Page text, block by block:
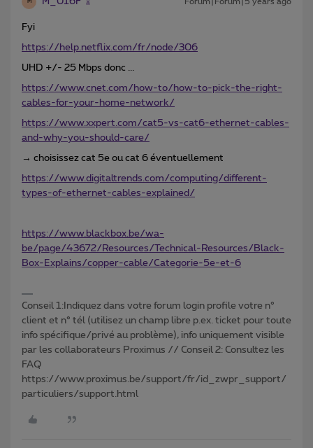
M
Fyi
https://help.netflix.com/fr/node/306
UHD +/- 25 Mbps donc ...
https://www.cnet.com/how-to/how-to-pick-the-right-
cables-for-your-home-network/
https://www.xxpert.com/cat5-vs-cat6-ethernet-cables-
and-why-you-should-care/
→ choisissez cat 5e ou cat 6 éventuellement
https://www.digitaltrends.com/computing/different-
types-of-ethernet-cables-explained/
https://www.blackbox.be/wa-
be/page/43672/Resources/Technical-Resources/Black-
Box-Explains/copper-cable/Categorie-5e-et-6
Conseil 1:Indiquez dans votre forum login profile votre n°
client et n° tél (utilisez un champ libre p.ex. ticket pour toute
info spécifique/privé au problème), info uniquement visible
par les collaborateurs Proximus // Conseil 2: Consultez les
FAQ
https://www.proximus.be/support/fr/id_zwpr_support/
particuliers/support.html